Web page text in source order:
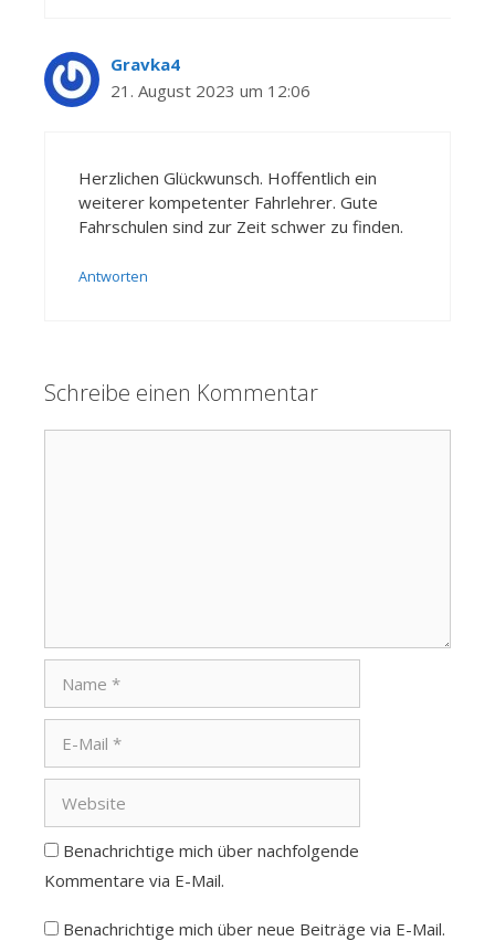
Gravka4
21. August 2023 um 12:06
Herzlichen Glückwunsch. Hoffentlich ein
weiterer kompetenter Fahrlehrer. Gute
Fahrschulen sind zur Zeit schwer zu finden.
Antworten
Schreibe einen Kommentar
Mail
Benachrichtige mich über nachfolgende
Kommentare via E-Mail.
Benachrichtige mich über neue Beiträge via E-Mail.